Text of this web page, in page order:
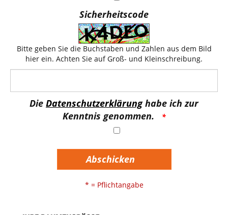
Sicherheitscode
Bitte geben Sie die Buchstaben und Zahlen aus dem Bild
hier ein. Achten Sie auf Groß- und Kleinschreibung.
Die Datenschutzerklärunghabe ich zur
Kenntnis genommen.
Abschicken
* = Pflichtangabe